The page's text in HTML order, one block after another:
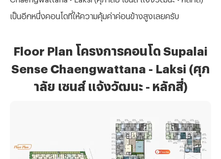
เป็นอีกหนึ่งคอนโดที่ให้ความคุ้มค่าค่อนข้างสูงเลยครับ
Floor Plan โครงการคอนโด Supalai
Sense Chaengwattana - Laksi (ศุภ
าลัย เซนส์ แจ้งวัฒนะ - หลักสี่)